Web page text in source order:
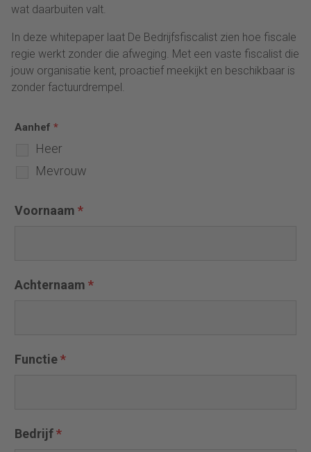
wat daarbuiten valt.
In deze whitepaper laat De Bedrijfsfiscalist zien hoe fiscale
regie werkt zonder die afweging. Met een vaste fiscalist die
jouw organisatie kent, proactief meekijkt en beschikbaar is
zonder factuurdrempel.
Aanhef *
Heer
Mevrouw
Voornaam *
Achternaam *
Functie*
Bedrijf*